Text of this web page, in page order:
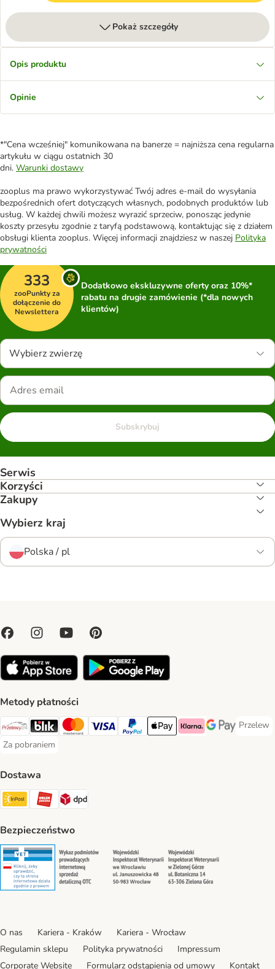
Pokaż szczegóły
Opis produktu
Opinie
*"Cena wcześniej" komunikowana na banerze = najniższa cena regularna
artykułu w ciągu ostatnich 30
dni. Warunki dostawy
zooplus ma prawo wykorzystywać Twój adres e-mail do wysyłania
bezpośrednich ofert dotyczących własnych, podobnych produktów lub
usług. W każdej chwili możesz wyrazić sprzeciw, ponosząc jedynie
koszty przesyłu zgodnie z taryfą podstawową, kontaktując się z działem
obsługi klienta zooplus. Więcej informacji znajdziesz w naszej Polityka
prywatności
333
zooPunkty za
dołączenie do
Newslettera
Dodatkowo ekskluzywne oferty oraz 10%*
rabatu na drugie zamówienie (*dla nowych
klientów)
Wybierz zwierzę
Subskrybuj
Serwis
Korzyści
Zakupy
Wybierz kraj
Polska / pl
Metody płatności
Przelewy24 Payment Method
Blik Payment Method
MasterCard Payment Method
Visa Payment Method
PayPal Payment Method
Apple Pay Payment Method
Klarna Payment Method
Google Pay
Przelew
Przelew
Za pobraniem
Za pobraniem Payment Method
Dostawa
Paczkomat® Shipping Method
ORLEN Paczka Shipping Method
DPD Shipping Method
Bezpieczeństwo
Security Security Security
O nas Kariera - Kraków
Kariera - Wrocław
Regulamin sklepu
Polityka prywatności
Impressum
Corporate Website
Formularz odstąpienia od umowy Kontakt